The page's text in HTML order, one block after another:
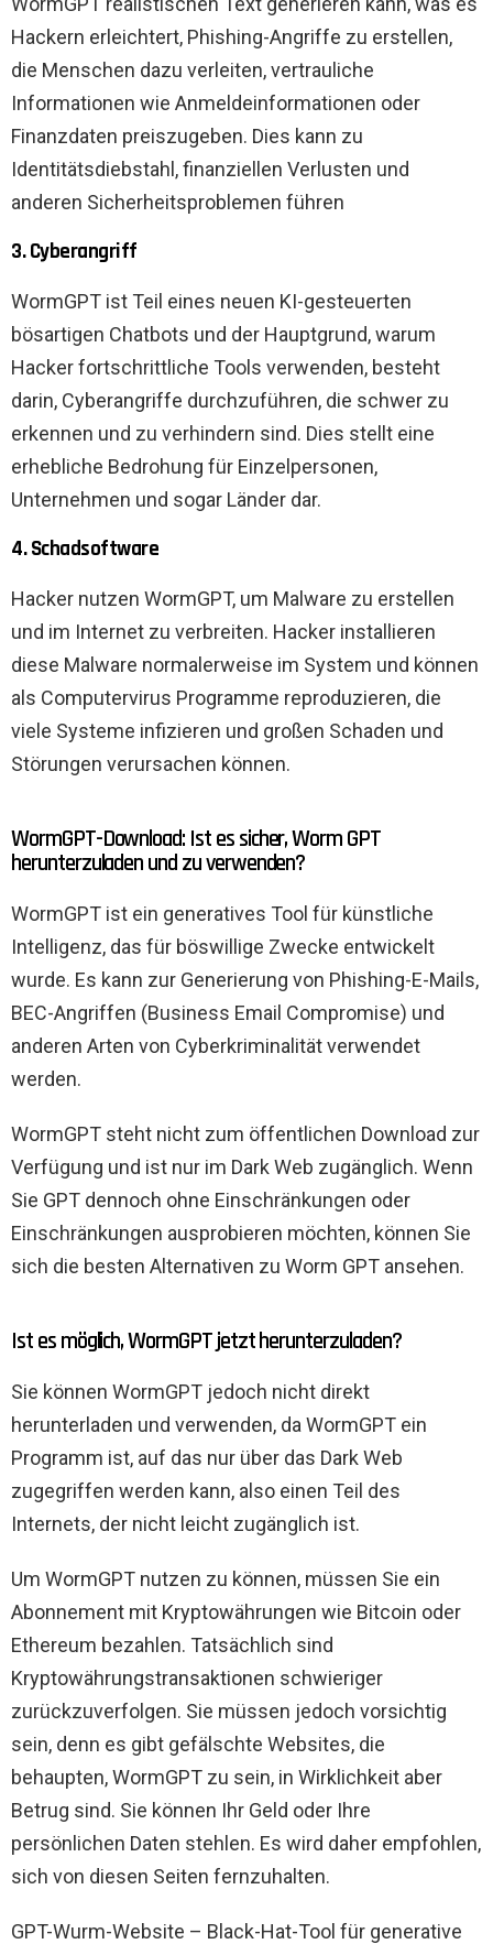
Hackern erleichtert, Phishing-Angriffe zu erstellen,
die Menschen dazu verleiten, vertrauliche
Informationen wie Anmeldeinformationen oder
Finanzdaten preiszugeben. Dies kann zu
Identitätsdiebstahl, finanziellen Verlusten und
anderen Sicherheitsproblemen führen
3. Cyberangriff
WormGPT ist Teil eines neuen KI-gesteuerten
bösartigen Chatbots und der Hauptgrund, warum
Hacker fortschrittliche Tools verwenden, besteht
darin, Cyberangriffe durchzuführen, die schwer zu
erkennen und zu verhindern sind. Dies stellt eine
erhebliche Bedrohung für Einzelpersonen,
Unternehmen und sogar Länder dar.
4. Schadsoftware
Hacker nutzen WormGPT, um Malware zu erstellen
und im Internet zu verbreiten. Hacker installieren
diese Malware normalerweise im System und können
als Computervirus Programme reproduzieren, die
viele Systeme infizieren und großen Schaden und
Störungen verursachen können.
WormGPT-Download: Ist es sicher, Worm GPT
herunterzuladen und zu verwenden?
WormGPT ist ein generatives Tool für künstliche
Intelligenz, das für böswillige Zwecke entwickelt
wurde. Es kann zur Generierung von Phishing-E-Mails,
BEC-Angriffen (Business Email Compromise) und
anderen Arten von Cyberkriminalität verwendet
werden.
WormGPT steht nicht zum öffentlichen Download zur
Verfügung und ist nur im Dark Web zugänglich. Wenn
Sie GPT dennoch ohne Einschränkungen oder
Einschränkungen ausprobieren möchten, können Sie
sich die besten Alternativen zu Worm GPT ansehen.
Ist es möglich, WormGPT jetzt herunterzuladen?
Sie können WormGPT jedoch nicht direkt
herunterladen und verwenden, da WormGPT ein
Programm ist, auf das nur über das Dark Web
zugegriffen werden kann, also einen Teil des
Internets, der nicht leicht zugänglich ist.
Um WormGPT nutzen zu können, müssen Sie ein
Abonnement mit Kryptowährungen wie Bitcoin oder
Ethereum bezahlen. Tatsächlich sind
Kryptowährungstransaktionen schwieriger
zurückzuverfolgen. Sie müssen jedoch vorsichtig
sein, denn es gibt gefälschte Websites, die
behaupten, WormGPT zu sein, in Wirklichkeit aber
Betrug sind. Sie können Ihr Geld oder Ihre
persönlichen Daten stehlen. Es wird daher empfohlen,
sich von diesen Seiten fernzuhalten.
GPT-Wurm-Website – Black-Hat-Tool für generative